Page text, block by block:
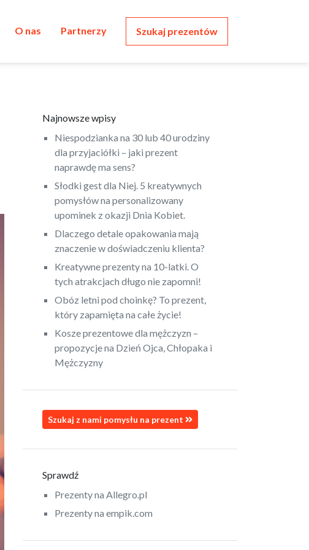
O nas Partnerzy Szukaj prezentów
Najnowsze wpisy
Niespodzianka na 30 lub 40 urodziny
dla przyjaciółki – jaki prezent
naprawdę ma sens?
Słodki gest dla Niej. 5 kreatywnych
pomysłów na personalizowany
upominek z okazji Dnia Kobiet.
Dlaczego detale opakowania mają
znaczenie w doświadczeniu klienta?
Kreatywne prezenty na 10-latki. O
tych atrakcjach długo nie zapomni!
Obóz letni pod choinkę? To prezent,
który zapamięta na całe życie!
Kosze prezentowe dla mężczyzn –
propozycje na Dzień Ojca, Chłopaka i
Mężczyzny
Szukaj z nami pomysłu na prezent
Sprawdź
Prezenty na Allegro.pl
Prezenty na empik.com